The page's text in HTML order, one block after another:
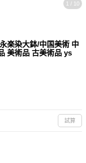
1 / 10
楽染大鉢/中国美術 中
美術品 古美術品 ys
試算